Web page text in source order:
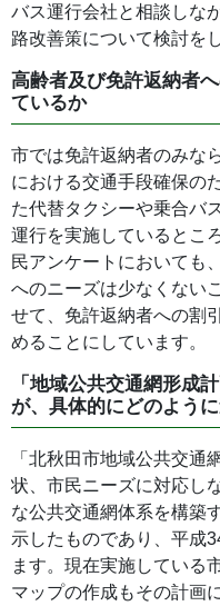
バス運行会社と相談しな
路改善策について検討を
高齢者及び免許返納者
ているか
市では免許返納者のみな
における交通手段確保の
た代替タクシーや乗合バ
運行を実施しているとこ
民アンケートにおいても
へのニーズは少なくない
せて、免許返納者への割
めることにしています。
「地域公共交通網形成
が、具体的にどのよう
「北秋田市地域公共交通
状、市民ニーズに対応し
な公共交通網体系を構築
示したものであり、平成
ます。現在実施している
マップの作成もその計画